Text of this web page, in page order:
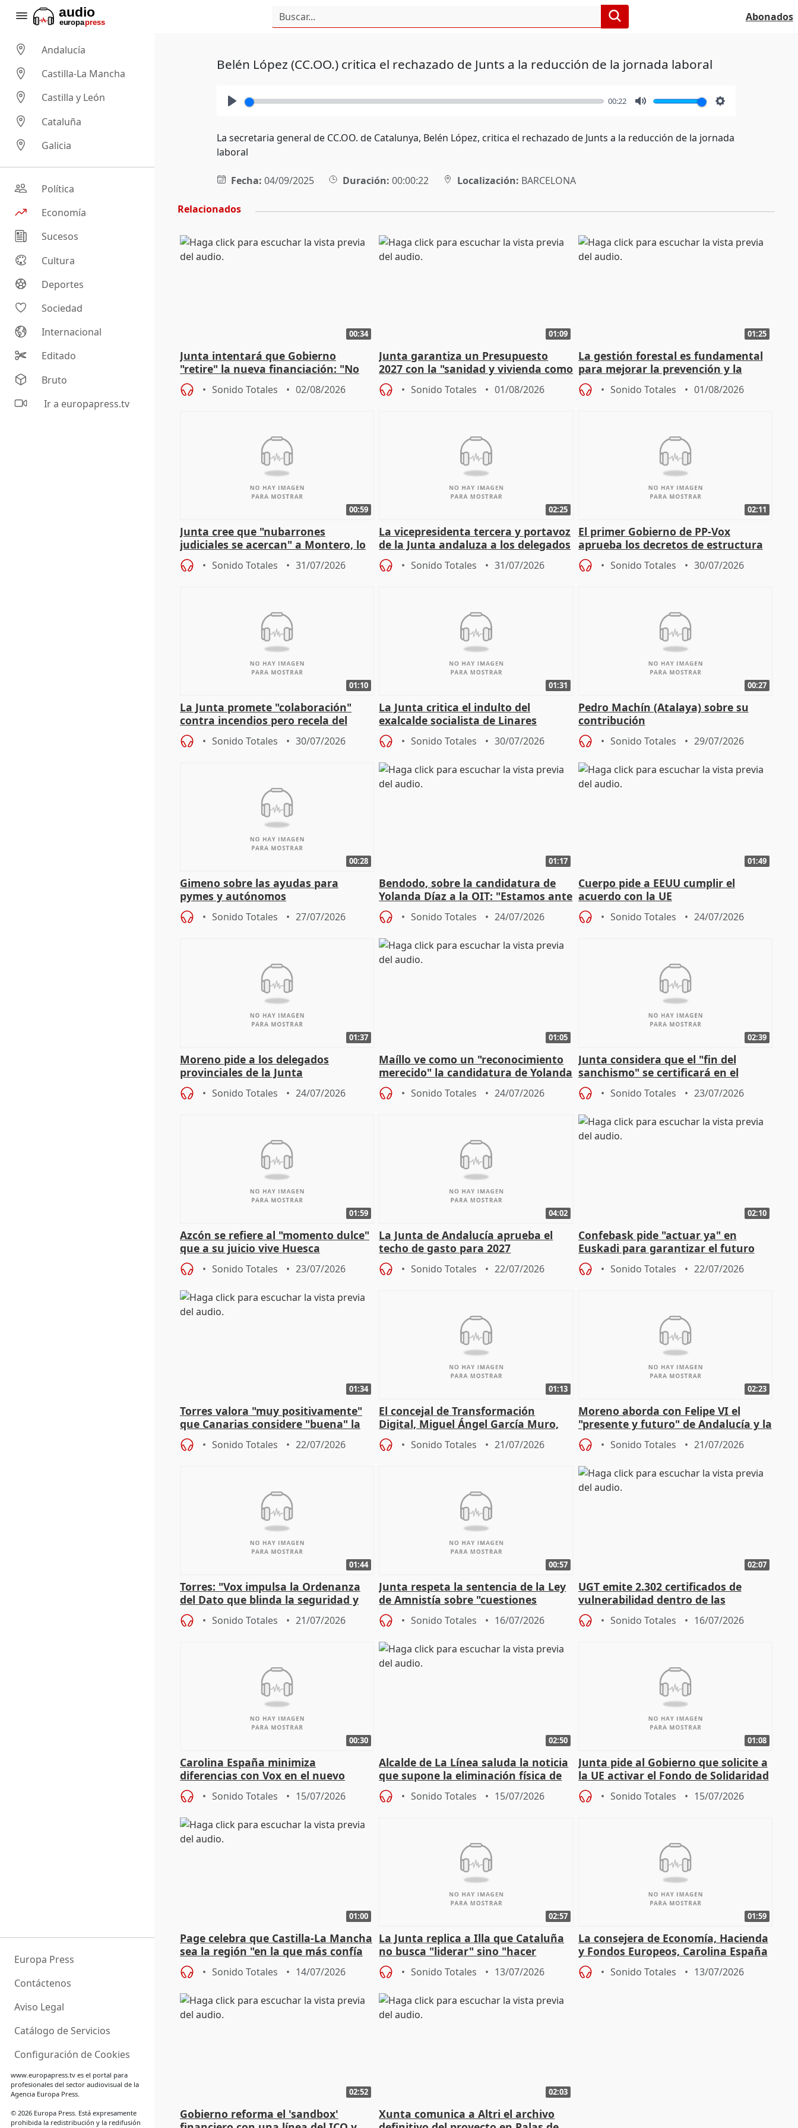
Abonados
Andalucía
Castilla-La Mancha
Castilla y León
Cataluña
Galicia
Política
Economía
Sucesos
Cultura
Deportes
Sociedad
Internacional
Editado
Bruto
Ir a europapress.tv
Europa Press
Contáctenos
Aviso Legal
Catálogo de Servicios
Configuración de Cookies
www.europapress.tves el portal para
profesionales del sector audiovisual de la
Agencia Europa Press.
© 2026 Europa Press. Está expresamente
prohibida la redistribución y la redifusión
Belén López (CC.OO.) critica el rechazado de Junts a la reducción de la jornada laboral
00:22
La secretaria general de CC.OO. de Catalunya, Belén López, critica el rechazado de Junts a la reducción de la jornada
laboral
Fecha: 04/09/2025 Duración: 00:00:22 Localización: BARCELONA
Relacionados
00:34
Junta intentará que Gobierno
"retire" la nueva financiación: "No
puede ser saqueo a las arcas"
Sonido Totales 02/08/2026
01:09
Junta garantiza un Presupuesto
2027 con la "sanidad y vivienda como
prioridades"
Sonido Totales 01/08/2026
01:25
La gestión forestal es fundamental
para mejorar la prevención y la
actuación frente a incendios
Sonido Totales 01/08/2026
00:59
Junta cree que "nubarrones
judiciales se acercan" a Montero, lo
que la lleva a estar en el "ruido pe
Sonido Totales 31/07/2026
02:25
La vicepresidenta tercera y portavoz
de la Junta andaluza a los delegados
territoriales en Málaga
Sonido Totales 31/07/2026
02:11
El primer Gobierno de PP-Vox
aprueba los decretos de estructura
de sus consejerías
Sonido Totales 30/07/2026
01:10
La Junta promete "colaboración"
contra incendios pero recela del
pacto de Estado de Sánchez
Sonido Totales 30/07/2026
01:31
La Junta critica el indulto del
exalcalde socialista de Linares
"condenado por corrupción"
Sonido Totales 30/07/2026
00:27
Pedro Machín (Atalaya) sobre su
contribución
Sonido Totales 29/07/2026
00:28
Gimeno sobre las ayudas para
pymes y autónomos
Sonido Totales 27/07/2026
01:17
Bendodo, sobre la candidatura de
Yolanda Díaz a la OIT: "Estamos ante
un plan de evacuación"
Sonido Totales 24/07/2026
01:49
Cuerpo pide a EEUU cumplir el
acuerdo con la UE
Sonido Totales 24/07/2026
01:37
Moreno pide a los delegados
provinciales de la Junta
"determinación para afrontar los
retos", diálog
Sonido Totales 24/07/2026
01:05
Maíllo ve como un "reconocimiento
merecido" la candidatura de Yolanda
Díaz a la OIT
Sonido Totales 24/07/2026
02:39
Junta considera que el "fin del
sanchismo" se certificará en el
Congreso con la "caída" del techo de
Sonido Totales 23/07/2026
01:59
Azcón se refiere al "momento dulce"
que a su juicio vive Huesca
Sonido Totales 23/07/2026
04:02
La Junta de Andalucía aprueba el
techo de gasto para 2027
Sonido Totales 22/07/2026
02:10
Confebask pide "actuar ya" en
Euskadi para garantizar el futuro
con un pacto de país
Sonido Totales 22/07/2026
01:34
Torres valora "muy positivamente"
que Canarias considere "buena" la
propuesta del CPFF
Sonido Totales 22/07/2026
01:13
El concejal de Transformación
Digital, Miguel Ángel García Muro,
sobre la Ordenanza del Dato
Sonido Totales 21/07/2026
02:23
Moreno aborda con Felipe VI el
"presente y futuro" de Andalucía y la
preocupación por los incendios
Sonido Totales 21/07/2026
01:44
Torres: "Vox impulsa la Ordenanza
del Dato que blinda la seguridad y
los derechos ante al control"
Sonido Totales 21/07/2026
00:57
Junta respeta la sentencia de la Ley
de Amnistía sobre "cuestiones
técnicas" que "no avalan la const
Sonido Totales 16/07/2026
02:07
UGT emite 2.302 certificados de
vulnerabilidad dentro de las
solicitudes de regulación C-LM
Sonido Totales 16/07/2026
00:30
Carolina España minimiza
diferencias con Vox en el nuevo
Gobierno: "Lo importante es que sea
una legSonido Totales 15/07/2026
02:50
Alcalde de La Línea saluda la noticia
que supone la eliminación física de
la Verja de Gibraltar
Sonido Totales 15/07/2026
01:08
Junta pide al Gobierno que solicite a
la UE activar el Fondo de Solidaridad
para afrontar daños del
Sonido Totales 15/07/2026
01:00
Page celebra que Castilla-La Mancha
sea la región "en la que más confía
el empresariado"
Sonido Totales 14/07/2026
02:57
La Junta replica a Illa que Cataluña
no busca "liderar" sino "hacer
trampa" con la financiación
Sonido Totales 13/07/2026
01:59
La consejera de Economía, Hacienda
y Fondos Europeos, Carolina España
Sonido Totales 13/07/2026
02:52
Gobierno reforma el 'sandbox'
02:03
Xunta comunica a Altri el archivo